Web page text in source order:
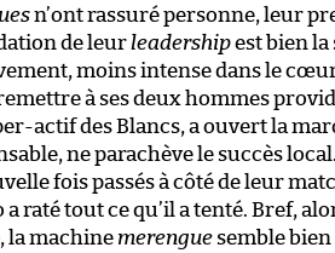
n’ont rassuré personne, leur
de leur leadershipest bien
moins intense dans le
à ses deux hommes
actif des Blancs, a ouvert la
ne parachève le succès
fois passés à côté de leur
a raté tout ce qu’il a tenté. Bref,
la machine merengue semble